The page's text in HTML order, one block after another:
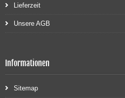
Lieferzeit
Unsere AGB
Informationen
Sitemap